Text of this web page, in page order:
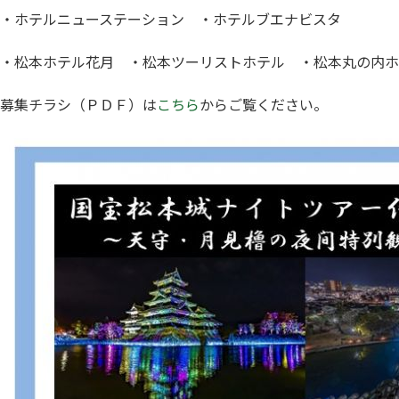
・ホテルニューステーション ・ホテルブエナビスタ
・松本ホテル花月 ・松本ツーリストホテル ・松本丸の内
募集チラシ（ＰＤＦ）はこちらからご覧ください。